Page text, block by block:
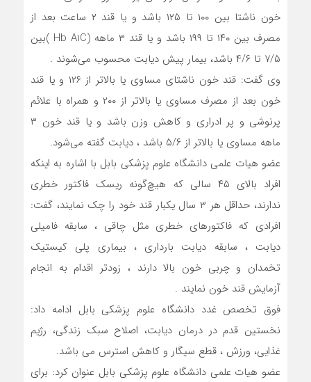
خون ناشتا بین ۱۰۰ تا ۱۲۵ باشد و یا قند ۲ ساعت بعد از
مصرف بین ۱۴۰ تا ۱۹۹ باشد و یا قند ۳ ماهه (Hb A1C )بین
۷/۵ تا ۴/۶ باشد، بیمار پیش دیابت محسوب می‌شوند .
وی گفت: قند خون ناشتای مساوی یا بالاتر از ۱۲۶ و یا قند
خون بعد از مصرف مساوی یا بالاتر از ۲۰۰ و همراه با علائم
پرنوشی و پر ادراری و کاهش وزن باشد و یا قند خون ۳
ماهه مساوی یا بالاتر از ۵/۶ باشد ، دیابت گفته می‌شود.
عضو هیات علمی دانشگاه علوم پزشکی بابل با اشاره به اینکه
افراد بالای ۴۵ سالی که هیچ‌گونه ریسک فاکتور خطری
ندارند، حداقل هر ۳ سال یکبار قند خود را چک نمایند، گفت:
افرادی که فاکتورهای خطری مثل چاقی ، سابقه فامیلی
دیابت ، سابقه دیابت بارداری ، بیماری پلی کیستیک
تخمدان و چربی خون بالا دارند ، زودتر اقدام به انجام
آزمایش قند خون نمایند .
فوق تخصص غدد دانشگاه علوم پزشکی بابل ادامه داد:
نخستین قدم در درمان دیابت، اصلاح سبک زندگی، رژیم
غذایی، ورزش ، قطع سیگار و کاهش استرس می باشد.
عضو هیات علمی دانشگاه علوم پزشکی بابل عنوان کرد: برای